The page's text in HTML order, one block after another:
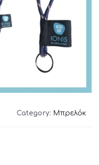
Category: Μπρελόκ